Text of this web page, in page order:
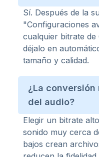
Sí. Después de la
"Configuraciones
cualquier bitrate
déjalo en
tamaño y calidad.
¿La
del audio?
Elegir un bitrate
sonido muy cerca
bajos crean